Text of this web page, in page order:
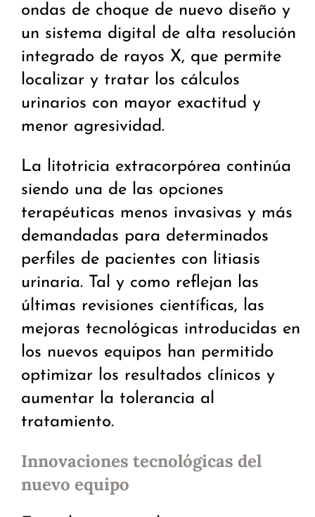
ondas de choque de nuevo diseño y
un sistema digital de alta resolución
integrado de rayos X, que permite
localizar y tratar los cálculos
urinarios con mayor exactitud y
menor agresividad.
La litotricia extracorpórea continúa
siendo una de las opciones
terapéuticas menos invasivas y más
demandadas para determinados
perfiles de pacientes con litiasis
urinaria. Tal y como reflejan las
últimas revisiones científicas, las
mejoras tecnológicas introducidas en
los nuevos equipos han permitido
optimizar los resultados clínicos y
aumentar la tolerancia al
tratamiento.
Innovaciones tecnológicas del
nuevo equipo